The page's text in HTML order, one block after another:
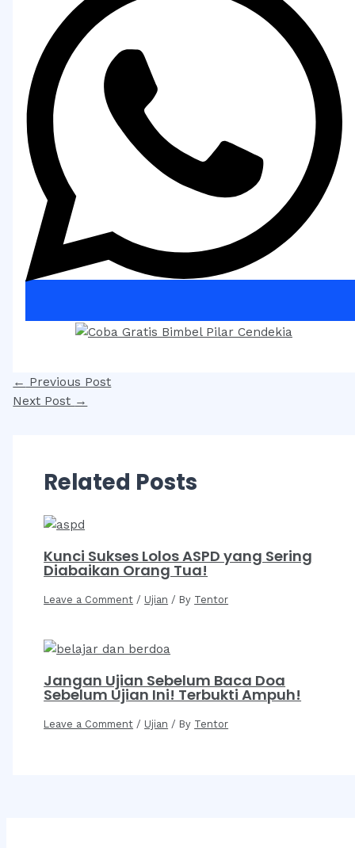
Post
navigation
← Previous Post
Next Post →
Related Posts
Kunci Sukses Lolos ASPD yang Sering
Diabaikan Orang Tua!
Leave a Comment / Ujian / By Tentor
Jangan Ujian Sebelum Baca Doa
Sebelum Ujian Ini! Terbukti Ampuh!
Leave a Comment / Ujian / By Tentor